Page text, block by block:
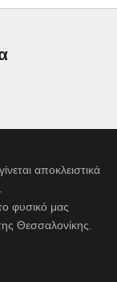
αποκλειστικά
φυσικό μας
Θεσσαλονίκης.